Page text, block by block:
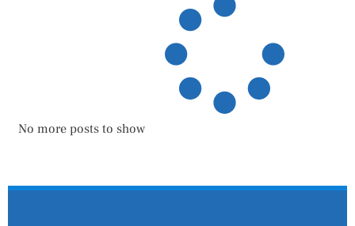
No more posts to show